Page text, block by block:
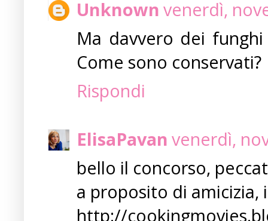
Unknown venerdì,
Ma davvero dei
Come sono conservati?
Rispondi
ElisaPavan venerdì,
bello il concorso,
a proposito di
http://